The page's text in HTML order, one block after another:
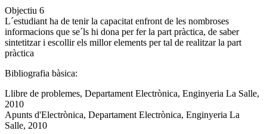
Objectiu 6
L´estudiant ha de tenir la capacitat enfront de les nombroses
informacions que se´ls hi dona per fer la part pràctica, de saber
sintetitzar i escollir els millor elements per tal de realitzar la part
pràctica
Bibliografia bàsica:
Llibre de problemes, Departament Electrònica, Enginyeria La Salle,
2010
Apunts d'Electrònica, Departament Electrònica, Enginyeria La
Salle, 2010